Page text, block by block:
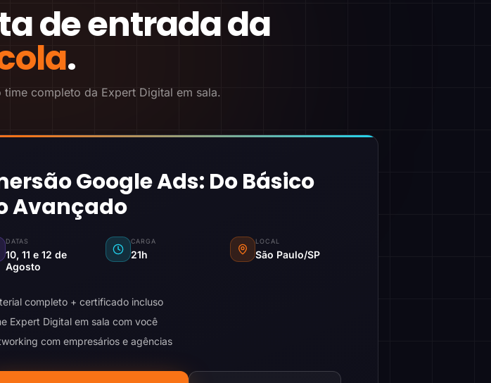
de entrada da
.
completo da Expert Digital em sala.
Google Ads: Do Básico
Avançado
DATAS
10, 11 e 12 de
Agosto
CARGA
21h
LOCAL
São Paulo/SP
completo + certificado incluso
Expert Digital em sala com você
com empresários e agências